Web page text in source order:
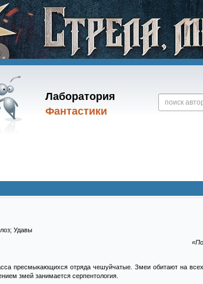
Лаборатория
Фантастики
Удавы
пресмыкающихся отряда чешуйчатые. Змеи обитают на
змей занимается серпентология.